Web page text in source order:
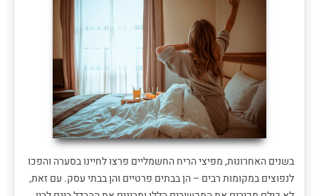
בשנים האחרונות, מפיצי הריח החשמליים פרצו לחיינו בסערה והפכו
לנפוצים במקומות רבים – הן בבתים פרטיים והן בבתי עסק. עם זאת,